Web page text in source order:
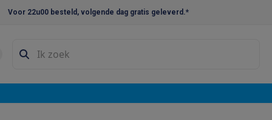
Voor 22u00 besteld, volgende dag gratis geleverd.*
koelkastenAmerikaanse koelkastenWijnkoelkasten